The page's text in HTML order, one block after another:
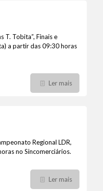
T. Tobita”, Finais e
a partir das 09:30 horas
Ler mais
Regional LDR,
no Sincomerciários.
Ler mais